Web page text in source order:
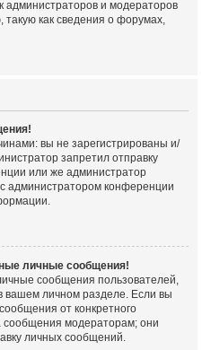
администраторов и модераторов
как сведения о форумах,
вы не зарегистрированы и/
запретил отправку
или же администратор
администратором конференции
личные сообщения!
сообщения пользователей,
вашем личном разделе. Если вы
от конкретного
сообщения модераторам; они
личных сообщений.